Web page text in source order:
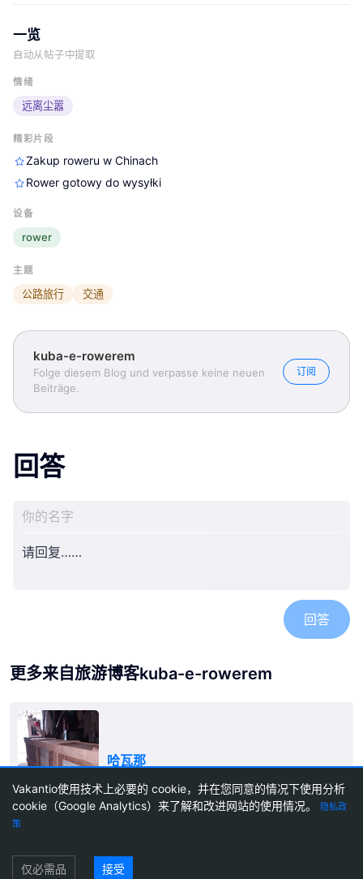
一览
自动从帖子中提取
情绪
远离尘嚣
精彩片段
Zakup roweru w Chinach
Rower gotowy do wysyłki
设备
rower
主题
公路旅行 交通
kuba-e-rowerem
Folge diesem Blog und verpasse keine neuen
Beiträge.
订阅
回答
回答
更多来自旅游博客kuba-e-rowerem
哈瓦那
Vakantio使用技术上必要的 cookie，并在您同意的情况下使用分析
cookie（Google Analytics）来了解和改进网站的使用情况。
隐私政
策
仅必需品 接受
旅游博客 创建旅行博客 价格